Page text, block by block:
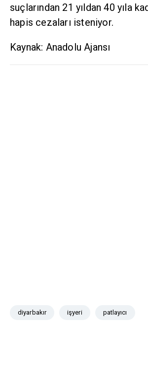
suçlarından 21 yıldan 40 yıla
hapis cezaları isteniyor.
Kaynak: Anadolu Ajansı
diyarbakır işyeri patlayıcı